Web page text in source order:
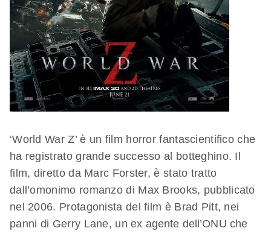
‘World War Z’ è un film horror fantascientifico che
ha registrato grande successo al botteghino. Il
film, diretto da Marc Forster, è stato tratto
dall’omonimo romanzo di Max Brooks, pubblicato
nel 2006. Protagonista del film è Brad Pitt, nei
panni di Gerry Lane, un ex agente dell’ONU che